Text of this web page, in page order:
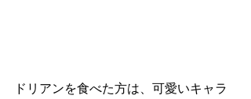
ドリアンを食べた方は、可愛いキャラ